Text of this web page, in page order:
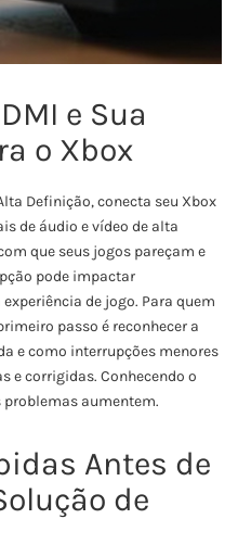
e Sua
o Xbox
Definição, conecta seu Xbox
de áudio e vídeo de alta
que seus jogos pareçam e
pode impactar
de jogo. Para quem
passo é reconhecer a
e como interrupções menores
e corrigidas. Conhecendo o
problemas aumentem.
Antes de
de